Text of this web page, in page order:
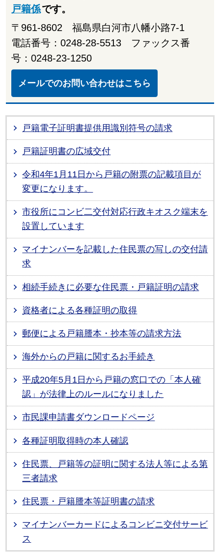
戸籍係です。
〒961-8602 福島県白河市八幡小路7-1
電話番号：0248-28-5513 ファックス番
号：0248-23-1250
メールでのお問い合わせはこちら
戸籍電子証明書提供用識別符号の請求
戸籍証明書の広域交付
令和4年1月11日から戸籍の附票の記載項目が
変更になります。
市役所にコンビ二交付対応行政キオスク端末を
設置しています
マイナンバーを記載した住民票の写しの交付請
求
相続手続きに必要な住民票・戸籍証明の請求
資格者による各種証明の取得
郵便による戸籍謄本・抄本等の請求方法
海外からの戸籍に関するお手続き
平成20年5月1日から戸籍の窓口での「本人確
認」が法律上のルールになりました
市民課申請書ダウンロードページ
各種証明取得時の本人確認
住民票、戸籍等の証明に関する法人等による第
三者請求
住民票・戸籍謄本等証明書の請求
マイナンバーカードによるコンビニ交付サービ
ス